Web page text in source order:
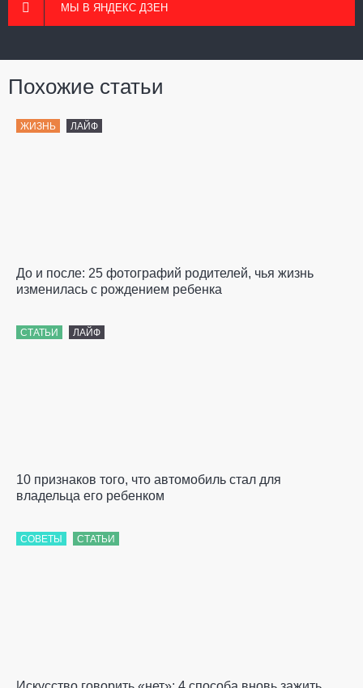
МЫ В ЯНДЕКС ДЗЕН
Похожие статьи
ЖИЗНЬ ЛАЙФ
До и после: 25 фотографий родителей, чья жизнь
изменилась с рождением ребенка
СТАТЬИ ЛАЙФ
10 признаков того, что автомобиль стал для
владельца его ребенком
СОВЕТЫ СТАТЬИ